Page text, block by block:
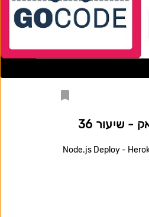
- שיעור 36
Node.js Deploy -